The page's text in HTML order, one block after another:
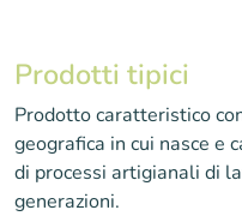
Prodotti tipici
Prodotto caratteristico
geografica in cui nasce
di processi artigianali di
generazioni.